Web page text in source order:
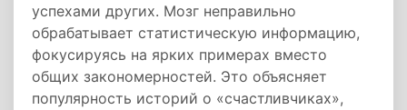
успехами других. Мозг неправильно
обрабатывает статистическую информацию,
фокусируясь на ярких примерах вместо
общих закономерностей. Это объясняет
популярность историй о «счастливчиках»,